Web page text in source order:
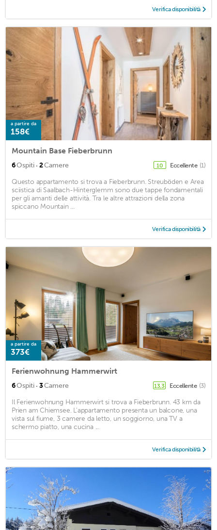
Verifica disponibilità
a partire da
158€
Mountain Base Fieberbrunn
6Ospiti · 2Camere 10 Eccellente (1)
Questo appartamento si trova a Fieberbrunn. Streuböden e Area
sciistica di Saalbach-Hinterglemm sono due tappe fondamentali
per gli amanti delle attività. Tra le altre attrazioni della zona
spiccano Mountain ...
Verifica disponibilità
a partire da
373€
Ferienwohnung Hammerwirt
6Ospiti · 3Camere 13,3 Eccellente (3)
Il Ferienwohnung Hammerwirt si trova a Fieberbrunn. 43 km da
Prien am Chiemsee. L'appartamento presenta un balcone, una
vista sul fiume, 3 camere da letto, un soggiorno, una TV a
schermo piatto, una cucina ...
Verifica disponibilità